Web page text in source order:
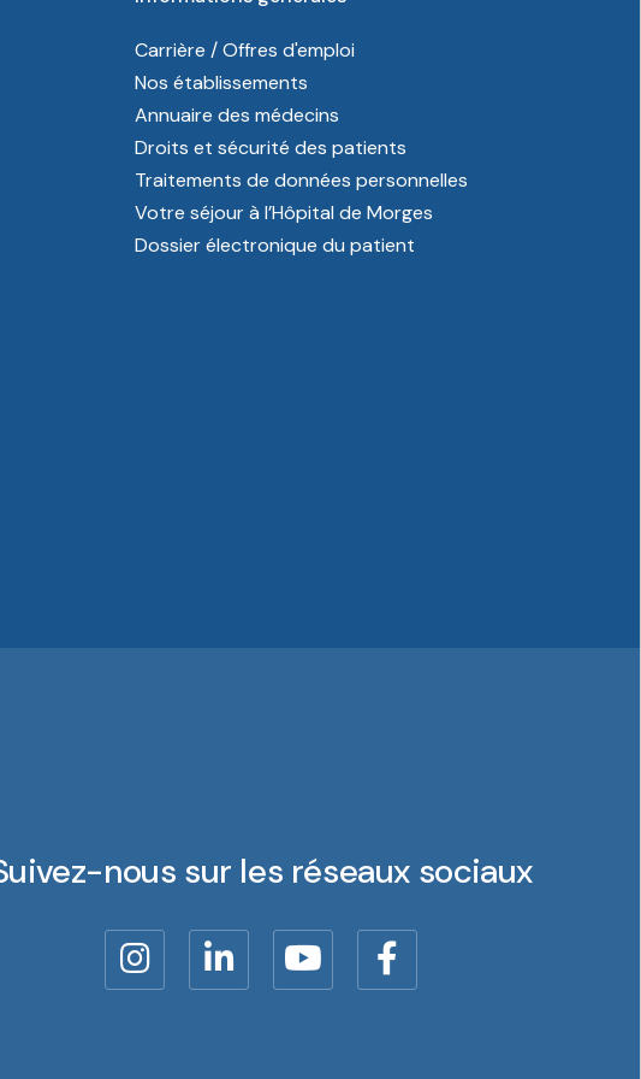
Carrière / Offres d'emploi
Nos établissements
Annuaire des médecins
Droits et sécurité des patients
Traitements de données personnelles
Votre séjour à l’Hôpital de Morges
Dossier électronique du patient
nous sur les réseaux sociaux